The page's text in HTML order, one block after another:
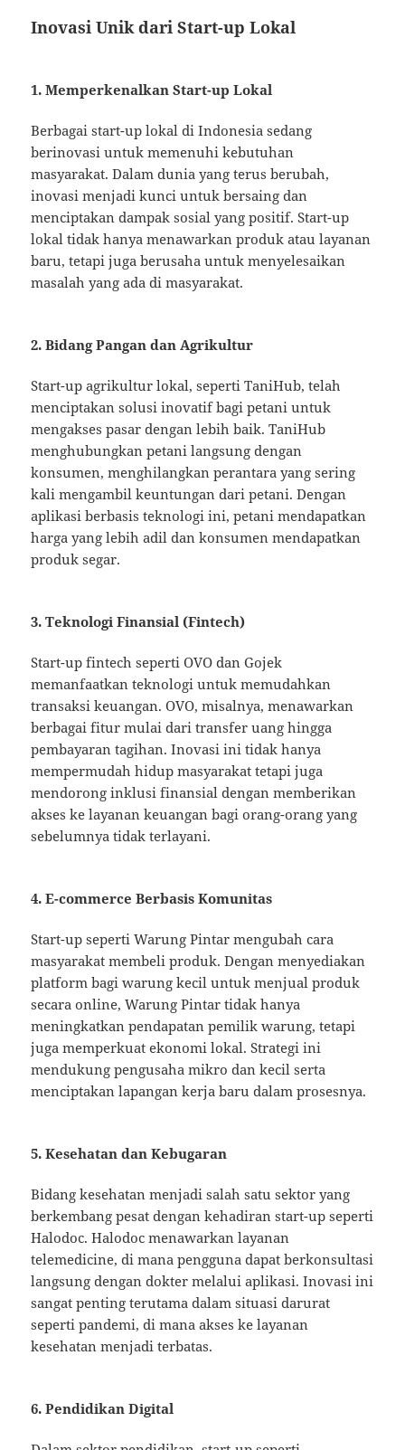
Inovasi Unik dari Start-up Lokal
1. Memperkenalkan Start-up Lokal
Berbagai start-up lokal di Indonesia sedang
berinovasi untuk memenuhi kebutuhan
masyarakat. Dalam dunia yang terus berubah,
inovasi menjadi kunci untuk bersaing dan
menciptakan dampak sosial yang positif. Start-up
lokal tidak hanya menawarkan produk atau layanan
baru, tetapi juga berusaha untuk menyelesaikan
masalah yang ada di masyarakat.
2. Bidang Pangan dan Agrikultur
Start-up agrikultur lokal, seperti TaniHub, telah
menciptakan solusi inovatif bagi petani untuk
mengakses pasar dengan lebih baik. TaniHub
menghubungkan petani langsung dengan
konsumen, menghilangkan perantara yang sering
kali mengambil keuntungan dari petani. Dengan
aplikasi berbasis teknologi ini, petani mendapatkan
harga yang lebih adil dan konsumen mendapatkan
produk segar.
3. Teknologi Finansial (Fintech)
Start-up fintech seperti OVO dan Gojek
memanfaatkan teknologi untuk memudahkan
transaksi keuangan. OVO, misalnya, menawarkan
berbagai fitur mulai dari transfer uang hingga
pembayaran tagihan. Inovasi ini tidak hanya
mempermudah hidup masyarakat tetapi juga
mendorong inklusi finansial dengan memberikan
akses ke layanan keuangan bagi orang-orang yang
sebelumnya tidak terlayani.
4. E-commerce Berbasis Komunitas
Start-up seperti Warung Pintar mengubah cara
masyarakat membeli produk. Dengan menyediakan
platform bagi warung kecil untuk menjual produk
secara online, Warung Pintar tidak hanya
meningkatkan pendapatan pemilik warung, tetapi
juga memperkuat ekonomi lokal. Strategi ini
mendukung pengusaha mikro dan kecil serta
menciptakan lapangan kerja baru dalam prosesnya.
5. Kesehatan dan Kebugaran
Bidang kesehatan menjadi salah satu sektor yang
berkembang pesat dengan kehadiran start-up seperti
Halodoc. Halodoc menawarkan layanan
telemedicine, di mana pengguna dapat berkonsultasi
langsung dengan dokter melalui aplikasi. Inovasi ini
sangat penting terutama dalam situasi darurat
seperti pandemi, di mana akses ke layanan
kesehatan menjadi terbatas.
6. Pendidikan Digital